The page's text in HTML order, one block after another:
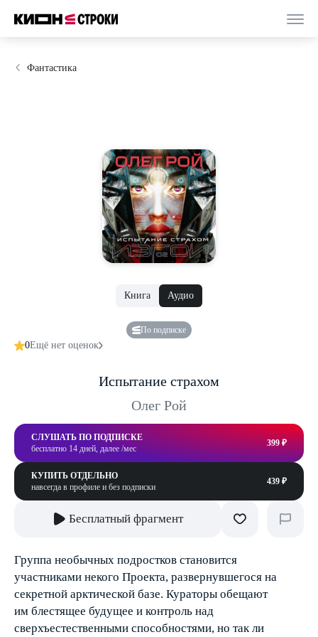
Фантастика
Книга Аудио
По подписке
0Ещё нет оценок
Испытание страхом
Олег Рой
СЛУШАТЬ ПО ПОДПИСКЕ
бесплатно 14 дней, далее /мес
399 ₽
КУПИТЬ ОТДЕЛЬНО
навсегда в профиле и без подписки
439 ₽
Бесплатный фрагмент
Группа необычных подростков становится
участниками некого Проекта, развернувшегося на
секретной арктической базе. Кураторы обещают
им блестящее будущее и контроль над
сверхъестественными способностями, но так ли